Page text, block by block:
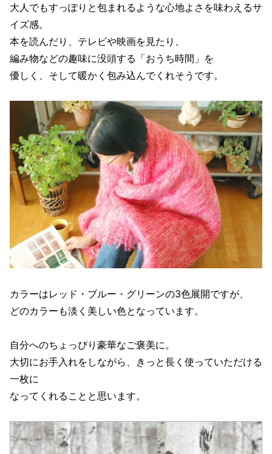
大人でもすっぽりと包まれるような心地よさを味わえるサ
イズ感。
本を読んだり、テレビや映画を見たり、
編み物などの趣味に没頭する「おうち時間」を
優しく、そして暖かく包み込んでくれそうです。
カラーはレッド・ブルー・グリーンの3色展開ですが、
どのカラーも淡く美しい色となっています。
自分へのちょっぴり豪華なご褒美に。
大切にお手入れをしながら、きっと長く使っていただける
一枚に
なってくれることと思います。